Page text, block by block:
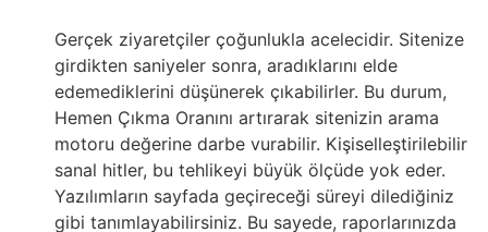
Gerçek ziyaretçiler çoğunlukla acelecidir. Sitenize
girdikten saniyeler sonra, aradıklarını elde
edemediklerini düşünerek çıkabilirler. Bu durum,
Hemen Çıkma Oranını artırarak sitenizin arama
motoru değerine darbe vurabilir. Kişiselleştirilebilir
sanal hitler, bu tehlikeyi büyük ölçüde yok eder.
Yazılımların sayfada geçireceği süreyi dilediğiniz
gibi tanımlayabilirsiniz. Bu sayede, raporlarınızda